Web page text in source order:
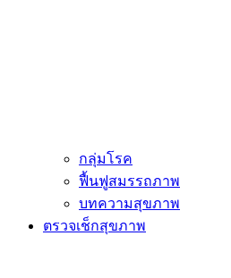
กลุ่มโรค
ฟื้นฟูสมรรถภาพ
บทความสุขภาพ
ตรวจเช็กสุขภาพ